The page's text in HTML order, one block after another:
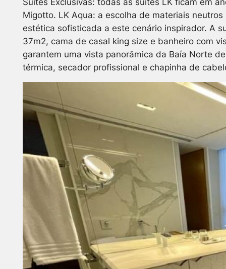
Migotto. LK Aqua: a escolha de materiais
estética sofisticada a este cenário inspirador. A
37m2, cama de casal king size e banheiro com
garantem uma vista panorâmica da Baía Norte
térmica, secador profissional e chapinha de